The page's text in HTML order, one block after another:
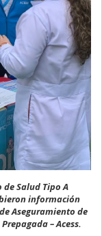
Salud Tipo A
información
Aseguramiento de
– Acess.